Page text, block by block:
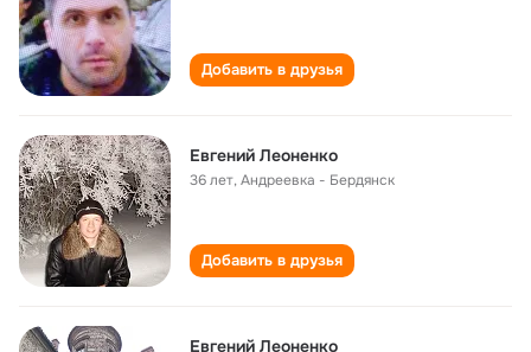
Добавить в друзья
Евгений Леоненко
36 лет,Андреевка - Бердянск
Добавить в друзья
Евгений Леоненко